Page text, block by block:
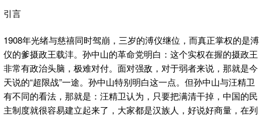
引言
1908年光绪与慈禧同时驾崩，三岁的溥仪继位，而真正掌权的是溥
仪的爹摄政王载沣。孙中山的革命党明白：这个实权在握的摄政王
非常有政治头脑，极难对付。 面对强敌，对于弱者来说，那就是今
天说的“超限战”一途。孙中山特别明白这一点。但孙中山与汪精卫
有不同的看法，那就是：汪精卫认为，只要把满清干掉，中国的民
主制度就很容易建立起来了，大家都是汉族人，好说好商量，在列